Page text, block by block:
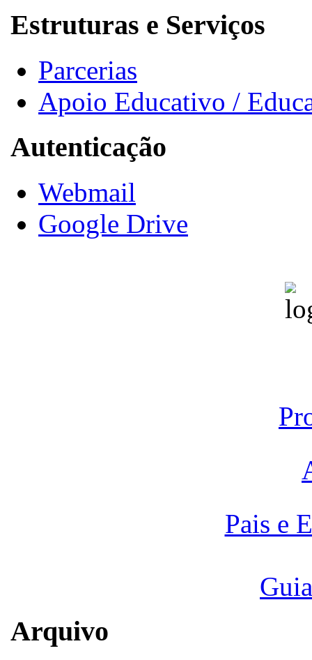
Estruturas e Serviços
Parcerias
Apoio Educativo /
Autenticação
Webmail
Google Drive
Pais e
Arquivo